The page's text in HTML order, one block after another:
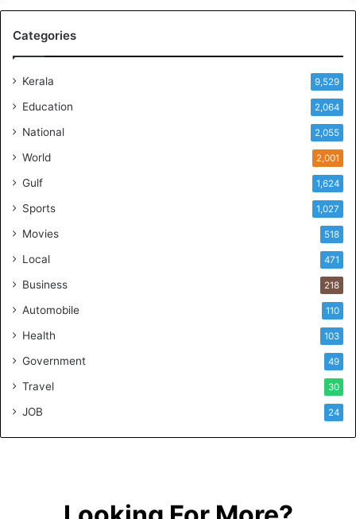
Categories
Kerala 9,529
Education 2,064
National 2,055
World 2,001
Gulf 1,624
Sports 1,027
Movies 518
Local 471
Business 218
Automobile 110
Health 103
Government 49
Travel 30
JOB 24